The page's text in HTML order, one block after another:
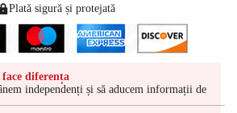
Plată sigură și protejată
diferența
independenți și să aducem informații de